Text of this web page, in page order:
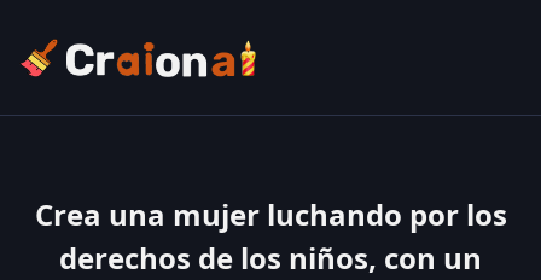
Crea una mujer luchando por los
derechos de los niños, con un